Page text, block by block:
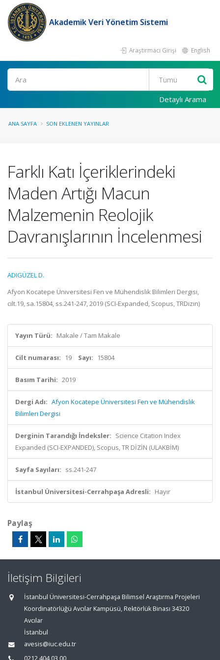
Akademik Veri Yönetim Sistemi
Araştırmacı Girişi English
Ara
Detaylı Arama
ANA SAYFA SON EKLENEN YAYINLAR
Farklı Katı İçeriklerindeki
Maden Artığı Macun
Malzemenin Reolojik
Davranışlarının İncelenmesi
ADIGÜZEL D.
Afyon Kocatepe Üniversitesi Fen ve Mühendislik Bilimleri Dergisi,
cilt.19, sa.15804, ss.241-247, 2019 (SCI-Expanded, Scopus, TRDizin)
Yayın Türü: Makale / Tam Makale
Cilt numarası: 19 Sayı: 15804
Basım Tarihi: 2019
Dergi Adı: Afyon Kocatepe Üniversitesi Fen ve Mühendislik
Bilimleri Dergisi
Derginin Tarandığı İndeksler: Science Citation Index
Expanded (SCI-EXPANDED), Scopus, TR DİZİN (ULAKBİM)
Sayfa Sayıları: ss.241-247
İstanbul Üniversitesi-Cerrahpaşa Adresli: Hayır
Paylaş
İletişim Bilgileri
İstanbul Üniversitesi-Cerrahpaşa Bilimsel Araştırma Projeleri
Koordinatörlüğü Avcılar Kampüsü, Rektörlük Binası 34320
Avcılar
İstanbul
avesis@iuc.edu.tr
0212 404 03 00